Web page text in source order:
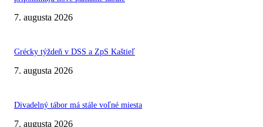
7. augusta 2026
Grécky týždeň v DSS a ZpS Kaštieľ
7. augusta 2026
Divadelný tábor má stále voľné miesta
7. augusta 2026